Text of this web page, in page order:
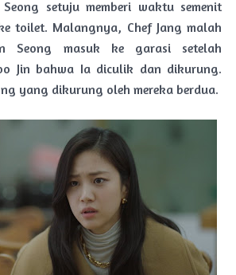
setuju memberi waktu semenit
toilet. Malangnya, Chef Jang malah
Seong masuk ke garasi setelah
Jin bahwa Ia diculik dan dikurung.
yang dikurung oleh mereka berdua.